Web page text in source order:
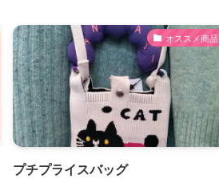
オススメ商品
プチプライスバッグ